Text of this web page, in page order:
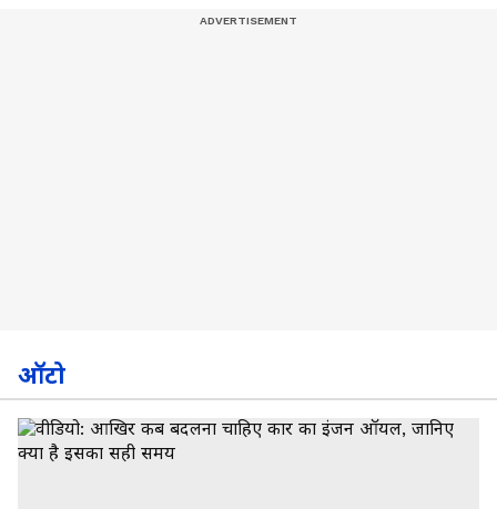
ऑटो